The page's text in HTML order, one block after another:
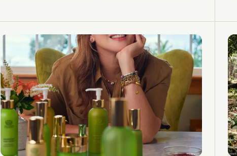
précoce dans l'industrie qui les a convaincues de la
changer de l'intérieur. En novembre 2018, elles fondent
Kimai — une maison de joaillerie fine belge qui place la
transparence, l'éthique et le contemporain au cœur de
chaque création.